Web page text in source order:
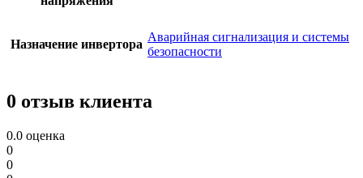
Назначение инвертора
Аварийная сигнализация и системы
безопасности
0 отзыв клиента
0.0 оценка
0
0